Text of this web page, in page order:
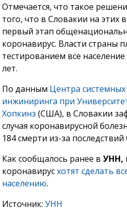
Отмечается, что такое
того, что в Словакии на этих
первый этап
коронавирус. Власти страны
тестированием все
лет.
По данным Центра
инжиниринга при
Хопкинз (США), в Словакии
случая коронавирусной
184 смерти из-за последствий
Как сообщалось ранее вУНН,
коронавирусхотят сделать
населению.
Источник:УНН